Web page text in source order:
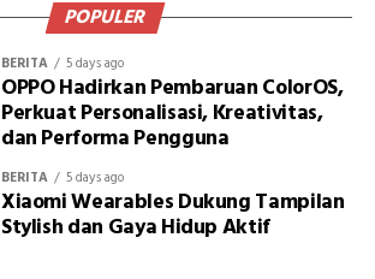
POPULER
BERITA 5 days ago
OPPO Hadirkan Pembaruan ColorOS,
Perkuat Personalisasi, Kreativitas,
dan Performa Pengguna
BERITA 5 days ago
Xiaomi Wearables Dukung Tampilan
Stylish dan Gaya Hidup Aktif